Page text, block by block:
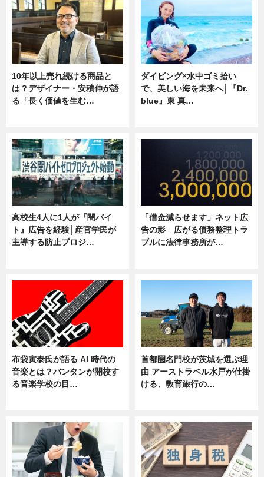
10年以上売れ続ける商品と
は？デザイナー・安積伸が語
る「長く価値を生む…
ダイビング×水中ゴミ拾い
で、美しい海を未来へ│『Dr.
blue』東 真…
高校生4人に1人が『闇バイ
ト』広告を経験│産官学民が
主導する防止プロジ…
「借金減らせます」ネット広
告の影 広がる債務整理トラ
ブルに法律事務所が…
布袋寅泰氏が語る AI 時代の
音楽とは？バンタンが開校す
る音楽学校の目…
首都圏名門校が茨城を選ぶ理
由 アーストラベル水戸が仕掛
ける、教育旅行の…